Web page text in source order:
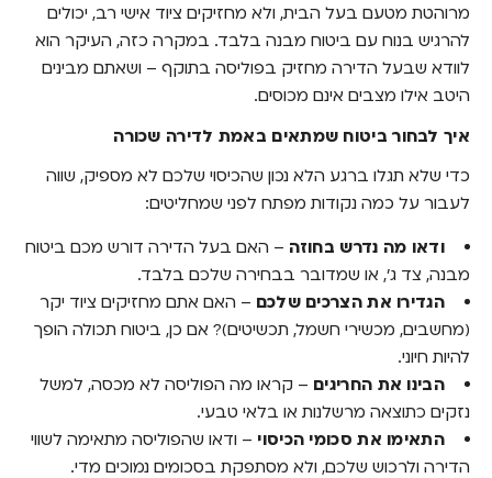
מרוהטת מטעם בעל הבית, ולא מחזיקים ציוד אישי רב, יכולים
להרגיש בנוח עם ביטוח מבנה בלבד. במקרה כזה, העיקר הוא
לוודא שבעל הדירה מחזיק בפוליסה בתוקף – ושאתם מבינים
היטב אילו מצבים אינם מכוסים.
איך לבחור ביטוח שמתאים באמת לדירה שכורה
כדי שלא תגלו ברגע הלא נכון שהכיסוי שלכם לא מספיק, שווה
לעבור על כמה נקודות מפתח לפני שמחליטים:
ודאו מה נדרש בחוזה – האם בעל הדירה דורש מכם ביטוח
מבנה, צד ג’, או שמדובר בבחירה שלכם בלבד.
הגדירו את הצרכים שלכם – האם אתם מחזיקים ציוד יקר
(מחשבים, מכשירי חשמל, תכשיטים)? אם כן, ביטוח תכולה הופך
להיות חיוני.
הבינו את החריגים – קראו מה הפוליסה לא מכסה, למשל
נזקים כתוצאה מרשלנות או בלאי טבעי.
התאימו את סכומי הכיסוי – ודאו שהפוליסה מתאימה לשווי
הדירה ולרכוש שלכם, ולא מסתפקת בסכומים נמוכים מדי.